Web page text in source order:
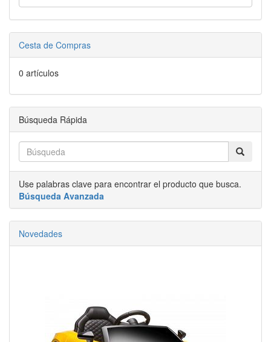
Cesta de Compras
0 artículos
Búsqueda Rápida
Use palabras clave para encontrar el producto que busca.
Búsqueda Avanzada
Novedades